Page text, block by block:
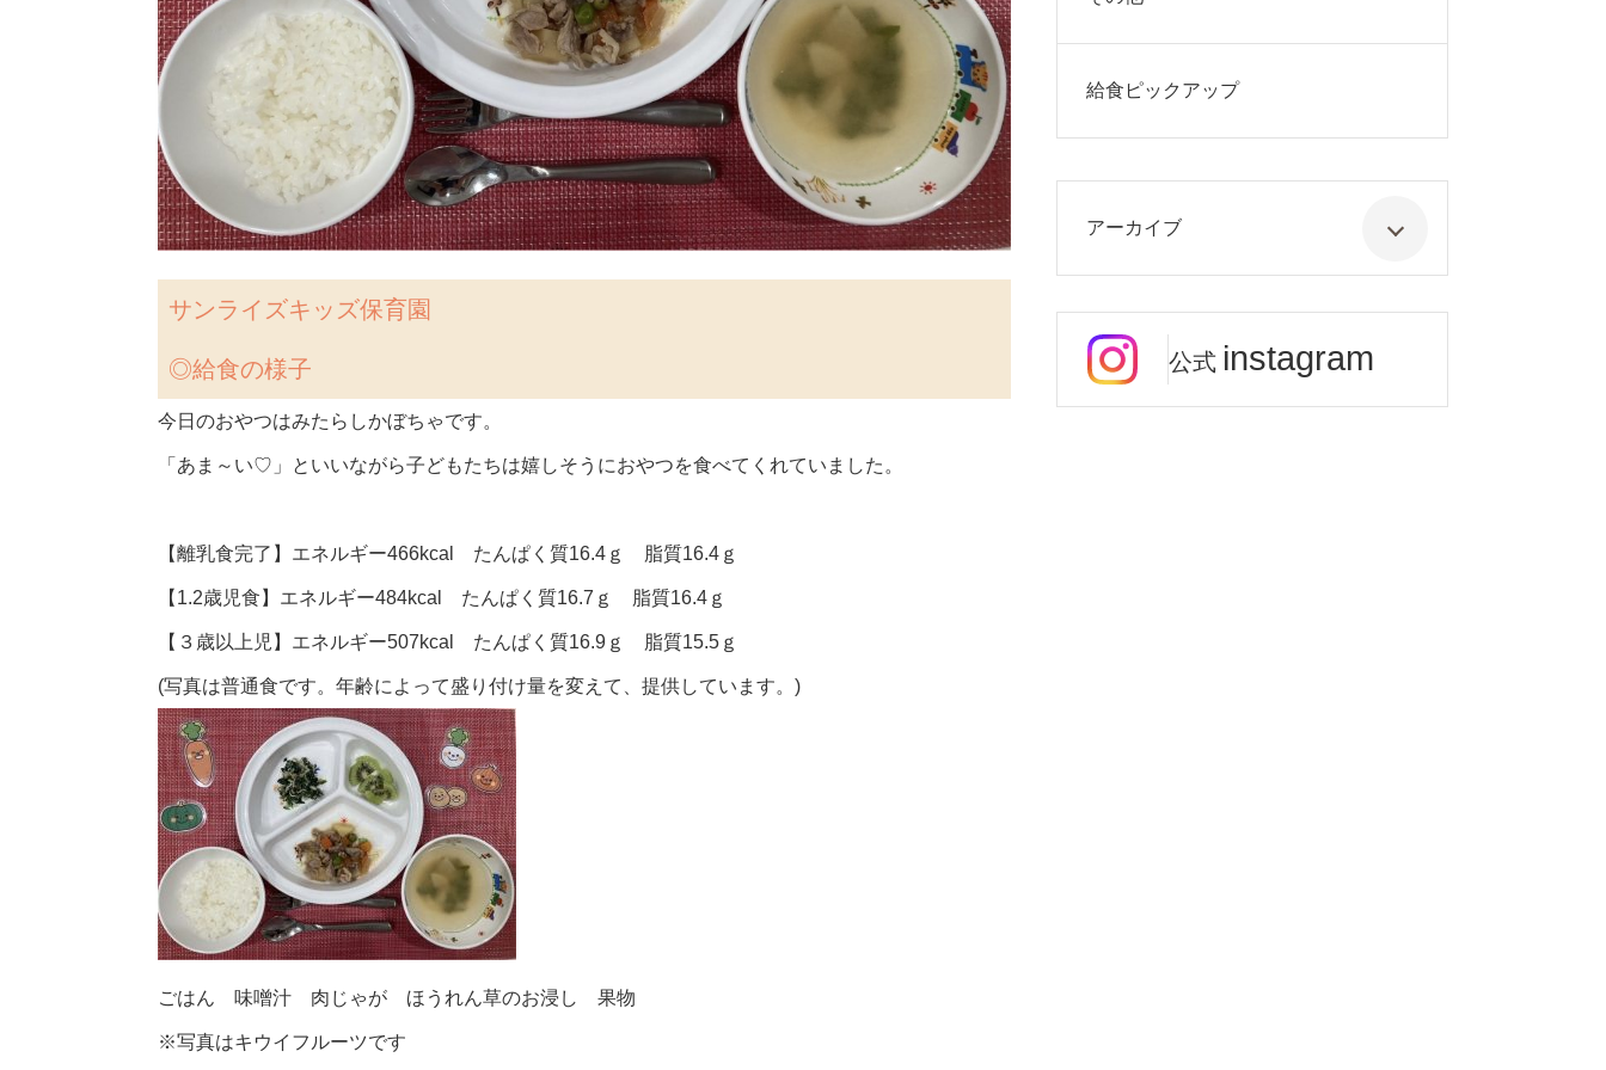
サンライズキッズ保育園
◎給食の様子
今日のおやつはみたらしかぼちゃです。
「あま～い♡」といいながら子どもたちは嬉しそうにおやつを食べてくれていました。
【離乳食完了】エネルギー466kcal たんぱく質16.4ｇ 脂質16.4ｇ
【1.2歳児食】エネルギー484kcal たんぱく質16.7ｇ 脂質16.4ｇ
【３歳以上児】エネルギー507kcal たんぱく質16.9ｇ 脂質15.5ｇ
(写真は普通食です。年齢によって盛り付け量を変えて、提供しています。)
ごはん 味噌汁 肉じゃが ほうれん草のお浸し 果物
※写真はキウイフルーツです
給食ピックアップ
アーカイブ
公式 instagram